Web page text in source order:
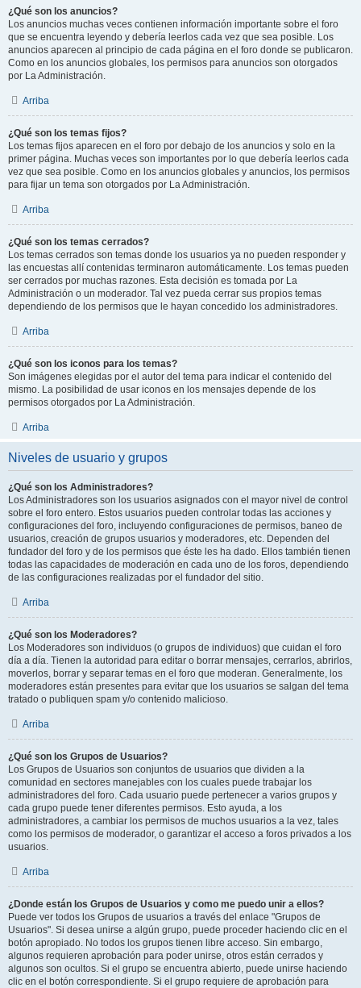
¿Qué son los anuncios?
Los anuncios muchas veces contienen información importante sobre el foro
que se encuentra leyendo y debería leerlos cada vez que sea posible. Los
anuncios aparecen al principio de cada página en el foro donde se publicaron.
Como en los anuncios globales, los permisos para anuncios son otorgados
por La Administración.
Arriba
¿Qué son los temas fijos?
Los temas fijos aparecen en el foro por debajo de los anuncios y solo en la
primer página. Muchas veces son importantes por lo que debería leerlos cada
vez que sea posible. Como en los anuncios globales y anuncios, los permisos
para fijar un tema son otorgados por La Administración.
Arriba
¿Qué son los temas cerrados?
Los temas cerrados son temas donde los usuarios ya no pueden responder y
las encuestas allí contenidas terminaron automáticamente. Los temas pueden
ser cerrados por muchas razones. Esta decisión es tomada por La
Administración o un moderador. Tal vez pueda cerrar sus propios temas
dependiendo de los permisos que le hayan concedido los administradores.
Arriba
¿Qué son los iconos para los temas?
Son imágenes elegidas por el autor del tema para indicar el contenido del
mismo. La posibilidad de usar iconos en los mensajes depende de los
permisos otorgados por La Administración.
Arriba
Niveles de usuario y grupos
¿Qué son los Administradores?
Los Administradores son los usuarios asignados con el mayor nivel de control
sobre el foro entero. Estos usuarios pueden controlar todas las acciones y
configuraciones del foro, incluyendo configuraciones de permisos, baneo de
usuarios, creación de grupos usuarios y moderadores, etc. Dependen del
fundador del foro y de los permisos que éste les ha dado. Ellos también tienen
todas las capacidades de moderación en cada uno de los foros, dependiendo
de las configuraciones realizadas por el fundador del sitio.
Arriba
¿Qué son los Moderadores?
Los Moderadores son individuos (o grupos de individuos) que cuidan el foro
día a día. Tienen la autoridad para editar o borrar mensajes, cerrarlos, abrirlos,
moverlos, borrar y separar temas en el foro que moderan. Generalmente, los
moderadores están presentes para evitar que los usuarios se salgan del tema
tratado o publiquen spam y/o contenido malicioso.
Arriba
¿Qué son los Grupos de Usuarios?
Los Grupos de Usuarios son conjuntos de usuarios que dividen a la
comunidad en sectores manejables con los cuales puede trabajar los
administradores del foro. Cada usuario puede pertenecer a varios grupos y
cada grupo puede tener diferentes permisos. Esto ayuda, a los
administradores, a cambiar los permisos de muchos usuarios a la vez, tales
como los permisos de moderador, o garantizar el acceso a foros privados a los
usuarios.
Arriba
¿Donde están los Grupos de Usuarios y como me puedo unir a ellos?
Puede ver todos los Grupos de usuarios a través del enlace "Grupos de
Usuarios". Si desea unirse a algún grupo, puede proceder haciendo clic en el
botón apropiado. No todos los grupos tienen libre acceso. Sin embargo,
algunos requieren aprobación para poder unirse, otros están cerrados y
algunos son ocultos. Si el grupo se encuentra abierto, puede unirse haciendo
clic en el botón correspondiente. Si el grupo requiere de aprobación para